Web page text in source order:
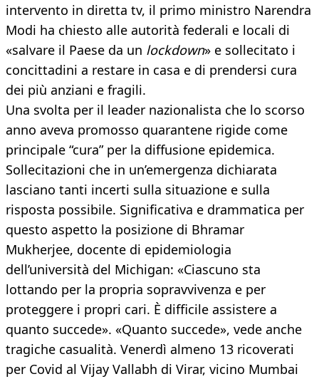
intervento in diretta tv, il primo ministro Narendra
Modi ha chiesto alle autorità federali e locali di
«salvare il Paese da un lockdown» e sollecitato i
concittadini a restare in casa e di prendersi cura
dei più anziani e fragili.
Una svolta per il leader nazionalista che lo scorso
anno aveva promosso quarantene rigide come
principale “cura” per la diffusione epidemica.
Sollecitazioni che in un’emergenza dichiarata
lasciano tanti incerti sulla situazione e sulla
risposta possibile. Significativa e drammatica per
questo aspetto la posizione di Bhramar
Mukherjee, docente di epidemiologia
dell’università del Michigan: «Ciascuno sta
lottando per la propria sopravvivenza e per
proteggere i propri cari. È difficile assistere a
quanto succede». «Quanto succede», vede anche
tragiche casualità. Venerdì almeno 13 ricoverati
per Covid al Vijay Vallabh di Virar, vicino Mumbai